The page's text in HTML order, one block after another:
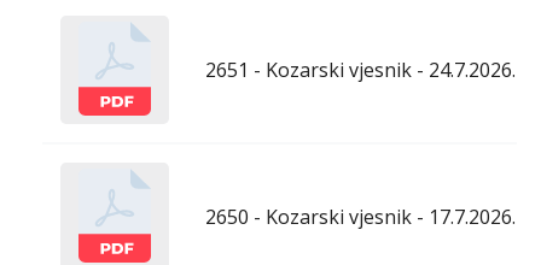
2651 - Kozarski vjesnik - 24.7.2026.
2650 - Kozarski vjesnik - 17.7.2026.